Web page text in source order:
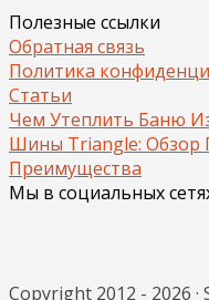
Полезные ссылки
Обратная связь
Политика
Статьи
Чем Утеплить Баню
Шины Triangle: Обзор
Преимущества
Мы в социальных
Copyright 2012 - 2026 ·